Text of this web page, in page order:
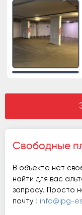
Свободные
В объекте нет
найти для вас
запросу. Просто
почту : info@ipg-